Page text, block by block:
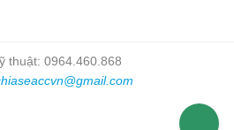
thuật: 0964.460.868